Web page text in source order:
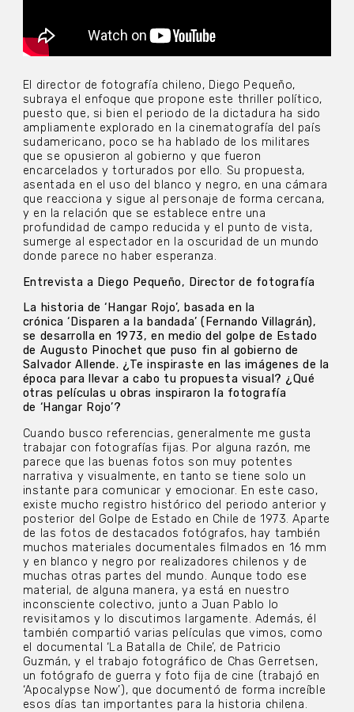
El director de fotografía chileno, Diego Pequeño,
subraya el enfoque que propone este thriller político,
puesto que, si bien el periodo de la dictadura ha sido
ampliamente explorado en la cinematografía del país
sudamericano, poco se ha hablado de los militares
que se opusieron al gobierno y que fueron
encarcelados y torturados por ello. Su propuesta,
asentada en el uso del blanco y negro, en una cámara
que reacciona y sigue al personaje de forma cercana,
y en la relación que se establece entre una
profundidad de campo reducida y el punto de vista,
sumerge al espectador en la oscuridad de un mundo
donde parece no haber esperanza.
Entrevista a Diego Pequeño, Director de fotografía
La historia de ‘Hangar Rojo’, basada en la
crónica ‘Disparen a la bandada’ (Fernando Villagrán),
se desarrolla en 1973, en medio del golpe de Estado
de Augusto Pinochet que puso fin al gobierno de
Salvador Allende. ¿Te inspiraste en las imágenes de la
época para llevar a cabo tu propuesta visual? ¿Qué
otras películas u obras inspiraron la fotografía
de ‘Hangar Rojo’?
Cuando busco referencias, generalmente me gusta
trabajar con fotografías fijas. Por alguna razón, me
parece que las buenas fotos son muy potentes
narrativa y visualmente, en tanto se tiene solo un
instante para comunicar y emocionar. En este caso,
existe mucho registro histórico del periodo anterior y
posterior del Golpe de Estado en Chile de 1973. Aparte
de las fotos de destacados fotógrafos, hay también
muchos materiales documentales filmados en 16 mm
y en blanco y negro por realizadores chilenos y de
muchas otras partes del mundo. Aunque todo ese
material, de alguna manera, ya está en nuestro
inconsciente colectivo, junto a Juan Pablo lo
revisitamos y lo discutimos largamente. Además, él
también compartió varias películas que vimos, como
el documental ‘La Batalla de Chile’, de Patricio
Guzmán, y el trabajo fotográfico de Chas Gerretsen,
un fotógrafo de guerra y foto fija de cine (trabajó en
‘Apocalypse Now’), que documentó de forma increíble
esos días tan importantes para la historia chilena.